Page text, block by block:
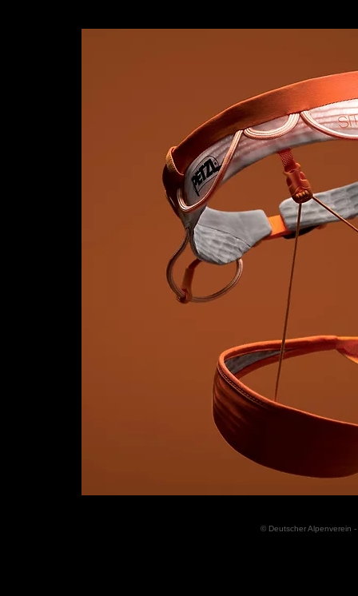
© Deutscher Alpenverein